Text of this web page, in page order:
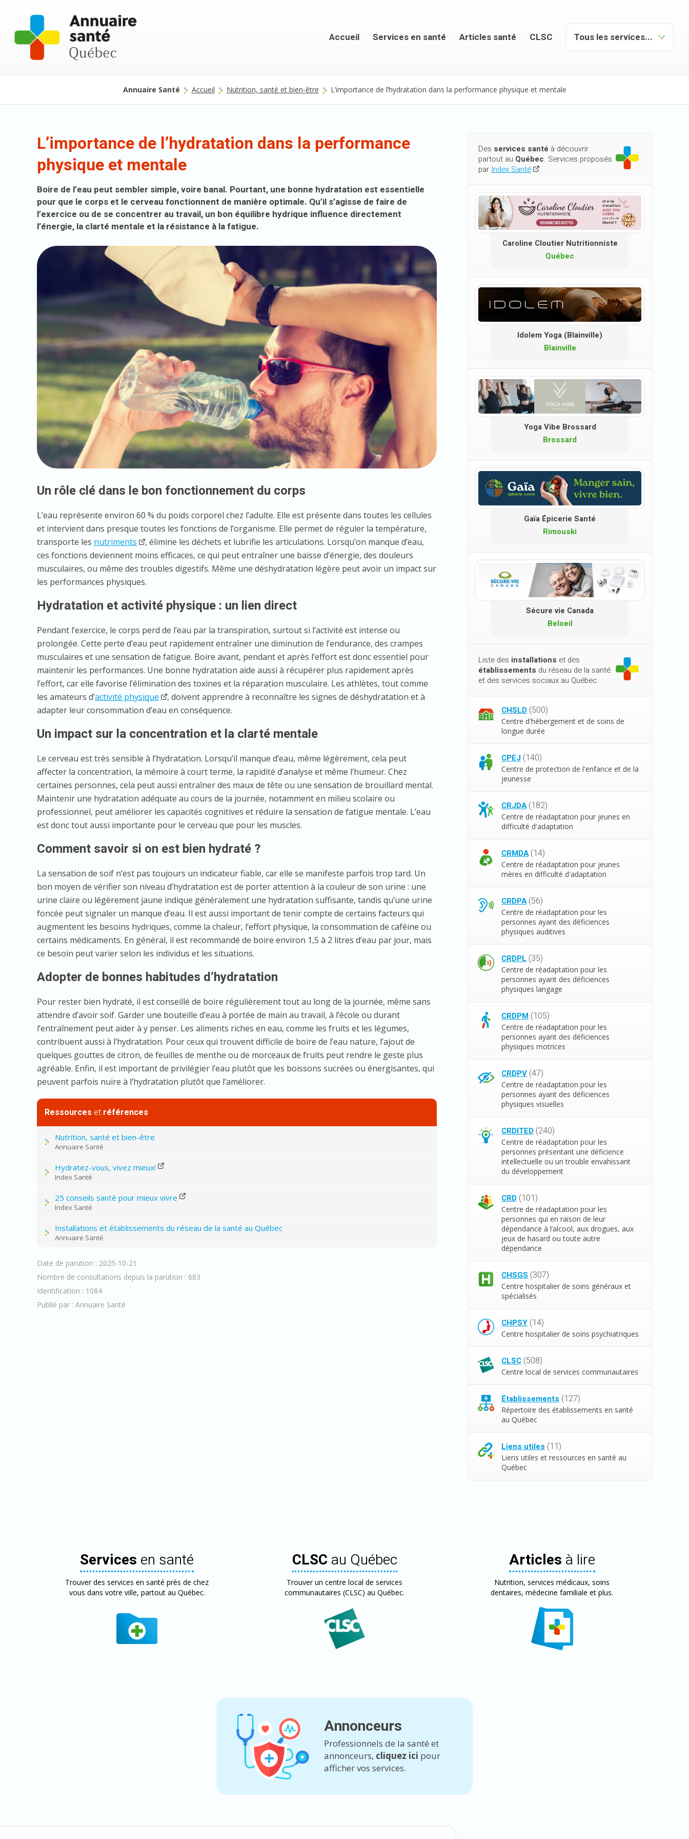
Accueil Services en santé Articles santé CLSC
Annuaire Santé Accueil Nutrition, santé et bien-être L’importance de l’hydratation dans la performance physique et mentale
L’importance de l’hydratation dans la performance
physique et mentale
Boire de l’eau peut sembler simple, voire banal. Pourtant, une bonne hydratation est essentielle
pour que le corps et le cerveau fonctionnent de manière optimale. Qu’il s’agisse de faire de
l’exercice ou de se concentrer au travail, un bon équilibre hydrique influence directement
l’énergie, la clarté mentale et la résistance à la fatigue.
Un rôle clé dans le bon fonctionnement du corps
L’eau représente environ 60 % du poids corporel chez l’adulte. Elle est présente dans toutes les cellules
et intervient dans presque toutes les fonctions de l’organisme. Elle permet de réguler la température,
transporte les nutriments
, élimine les déchets et lubrifie les articulations. Lorsqu’on manque d’eau,
ces fonctions deviennent moins efficaces, ce qui peut entraîner une baisse d’énergie, des douleurs
musculaires, ou même des troubles digestifs. Même une déshydratation légère peut avoir un impact sur
les performances physiques.
Hydratation et activité physique : un lien direct
Pendant l’exercice, le corps perd de l’eau par la transpiration, surtout si l’activité est intense ou
prolongée. Cette perte d’eau peut rapidement entraîner une diminution de l’endurance, des crampes
musculaires et une sensation de fatigue. Boire avant, pendant et après l’effort est donc essentiel pour
maintenir les performances. Une bonne hydratation aide aussi à récupérer plus rapidement après
l’effort, car elle favorise l’élimination des toxines et la réparation musculaire. Les athlètes, tout comme
les amateurs d’activité physique
, doivent apprendre à reconnaître les signes de déshydratation et à
adapter leur consommation d’eau en conséquence.
Un impact sur la concentration et la clarté mentale
Le cerveau est très sensible à l’hydratation. Lorsqu’il manque d’eau, même légèrement, cela peut
affecter la concentration, la mémoire à court terme, la rapidité d’analyse et même l’humeur. Chez
certaines personnes, cela peut aussi entraîner des maux de tête ou une sensation de brouillard mental.
Maintenir une hydratation adéquate au cours de la journée, notamment en milieu scolaire ou
professionnel, peut améliorer les capacités cognitives et réduire la sensation de fatigue mentale. L’eau
est donc tout aussi importante pour le cerveau que pour les muscles.
Comment savoir si on est bien hydraté ?
La sensation de soif n’est pas toujours un indicateur fiable, car elle se manifeste parfois trop tard. Un
bon moyen de vérifier son niveau d’hydratation est de porter attention à la couleur de son urine : une
urine claire ou légèrement jaune indique généralement une hydratation suffisante, tandis qu’une urine
foncée peut signaler un manque d’eau. Il est aussi important de tenir compte de certains facteurs qui
augmentent les besoins hydriques, comme la chaleur, l’effort physique, la consommation de caféine ou
certains médicaments. En général, il est recommandé de boire environ 1,5 à 2 litres d’eau par jour, mais
ce besoin peut varier selon les individus et les situations.
Adopter de bonnes habitudes d’hydratation
Pour rester bien hydraté, il est conseillé de boire régulièrement tout au long de la journée, même sans
attendre d’avoir soif. Garder une bouteille d’eau à portée de main au travail, à l’école ou durant
l’entraînement peut aider à y penser. Les aliments riches en eau, comme les fruits et les légumes,
contribuent aussi à l’hydratation. Pour ceux qui trouvent difficile de boire de l’eau nature, l’ajout de
quelques gouttes de citron, de feuilles de menthe ou de morceaux de fruits peut rendre le geste plus
agréable. Enfin, il est important de privilégier l’eau plutôt que les boissons sucrées ou énergisantes, qui
peuvent parfois nuire à l’hydratation plutôt que l’améliorer.
Ressources et références
Nutrition, santé et bien-être
Annuaire Santé
Hydratez-vous, vivez mieux!
Index Santé
25 conseils santé pour mieux vivre
Index Santé
Installations et établissements du réseau de la santé au Québec
Annuaire Santé
Date de parution : 2025-10-21
Nombre de consultations depuis la parution : 683
Identification : 1084
Publié par : Annuaire Santé
Des services santé à découvrir
partout au Québec. Services proposés
par Index Santé .
Caroline Cloutier Nutritionniste
Québec
Idolem Yoga (Blainville)
Blainville
Yoga Vibe Brossard
Brossard
Gaïa Épicerie Santé
Rimouski
Sécure vie Canada
Beloeil
Liste des installations et des
établissements du réseau de la santé
et des services sociaux au Québec.
CHSLD (500)
Centre d'hébergement et de soins de
longue durée
CPEJ (140)
Centre de protection de l'enfance et de la
jeunesse
CRJDA (182)
Centre de réadaptation pour jeunes en
difficulté d'adaptation
CRMDA (14)
Centre de réadaptation pour jeunes
mères en difficulté d'adaptation
CRDPA (56)
Centre de réadaptation pour les
personnes ayant des déficiences
physiques auditives
CRDPL (35)
Centre de réadaptation pour les
personnes ayant des déficiences
physiques langage
CRDPM (105)
Centre de réadaptation pour les
personnes ayant des déficiences
physiques motrices
CRDPV (47)
Centre de réadaptation pour les
personnes ayant des déficiences
physiques visuelles
CRDITED (240)
Centre de réadaptation pour les
personnes présentant une déficience
intellectuelle ou un trouble envahissant
du développement
CRD (101)
Centre de réadaptation pour les
personnes qui en raison de leur
dépendance à l’alcool, aux drogues, aux
jeux de hasard ou toute autre
dépendance
CHSGS (307)
Centre hospitalier de soins généraux et
spécialisés
CHPSY (14)
Centre hospitalier de soins psychiatriques
CLSC (508)
Centre local de services communautaires
Établissements (127)
Répertoire des établissements en santé
au Québec
Liens utiles (11)
Liens utiles et ressources en santé au
Québec
Services en santé
Trouver des services en santé près de chez
vous dans votre ville, partout au Québec.
CLSC au Québec
Trouver un centre local de services
communautaires (CLSC) au Québec.
Articles à lire
Nutrition, services médicaux, soins
dentaires, médecine familiale et plus.
Annonceurs
Professionnels de la santé et
annonceurs, cliquez ici pour
afficher vos services.